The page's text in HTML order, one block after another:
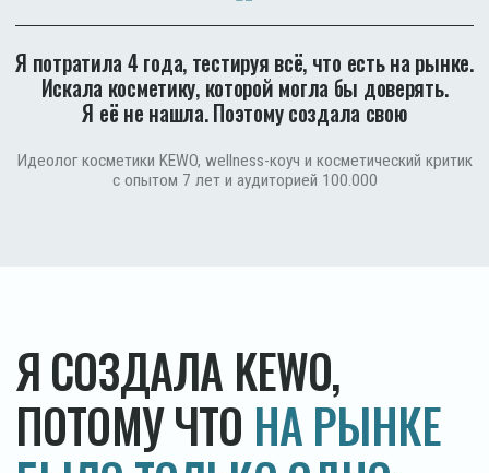
2019 г. 2026 г.
Мне 46
Посмотрите на фото
Кожа свежая, лицо подтянутое. Ни одного укола
за эти 7 лет. Когда я создавала KEWO, я хотела
добиться именно такого результата — для себя
5 СРЕДСТВ ЗАМЕНЯЮТ 13,
ПОТОМУ ЧТО В КАЖДОМ
СУММАРНО ОТ 14 ДО 30%
АКТИВНЫХ КОМПОНЕНТОВ